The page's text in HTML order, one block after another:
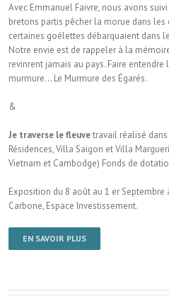
Avec Emmanuel Faivre, nous avons
bretons partis pêcher la morue dans les
certaines goélettes débarquaient dans
Notre envie est de rappeler à la
revinrent jamais au pays. Faire
murmure… Le Murmure des Égarés.
&
Je traverse le fleuvetravail réalisé
Résidences, Villa Saigon et Villa
Vietnam et Cambodge) Fonds de
Exposition du 8 août au 1 er Septembre
Carbone, Espace Investissement.
EN SAVOIR PLUS